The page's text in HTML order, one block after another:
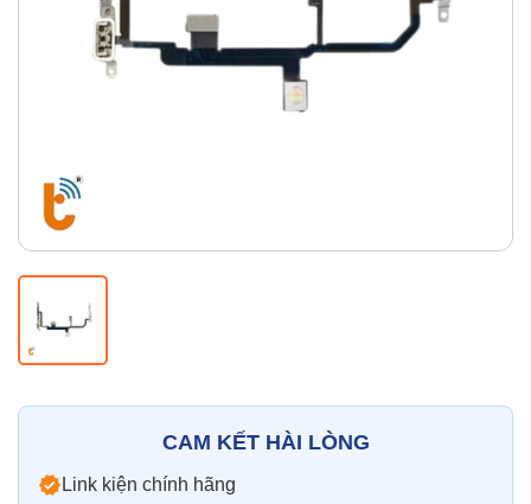
Thay pin
Pin Samsumg
CAM KẾT HÀI LÒNG
Link kiện chính hãng